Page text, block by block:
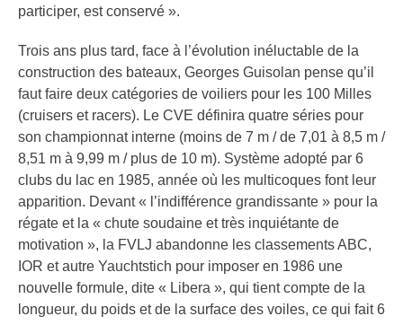
participer, est conservé ».
Trois ans plus tard, face à l’évolution inéluctable de la
construction des bateaux, Georges Guisolan pense qu’il
faut faire deux catégories de voiliers pour les 100 Milles
(cruisers et racers). Le CVE définira quatre séries pour
son championnat interne (moins de 7 m / de 7,01 à 8,5 m /
8,51 m à 9,99 m / plus de 10 m). Système adopté par 6
clubs du lac en 1985, année où les multicoques font leur
apparition. Devant « l’indifférence grandissante » pour la
régate et la « chute soudaine et très inquiétante de
motivation », la FVLJ abandonne les classements ABC,
IOR et autre Yauchtstich pour imposer en 1986 une
nouvelle formule, dite « Libera », qui tient compte de la
longueur, du poids et de la surface des voiles, ce qui fait 6